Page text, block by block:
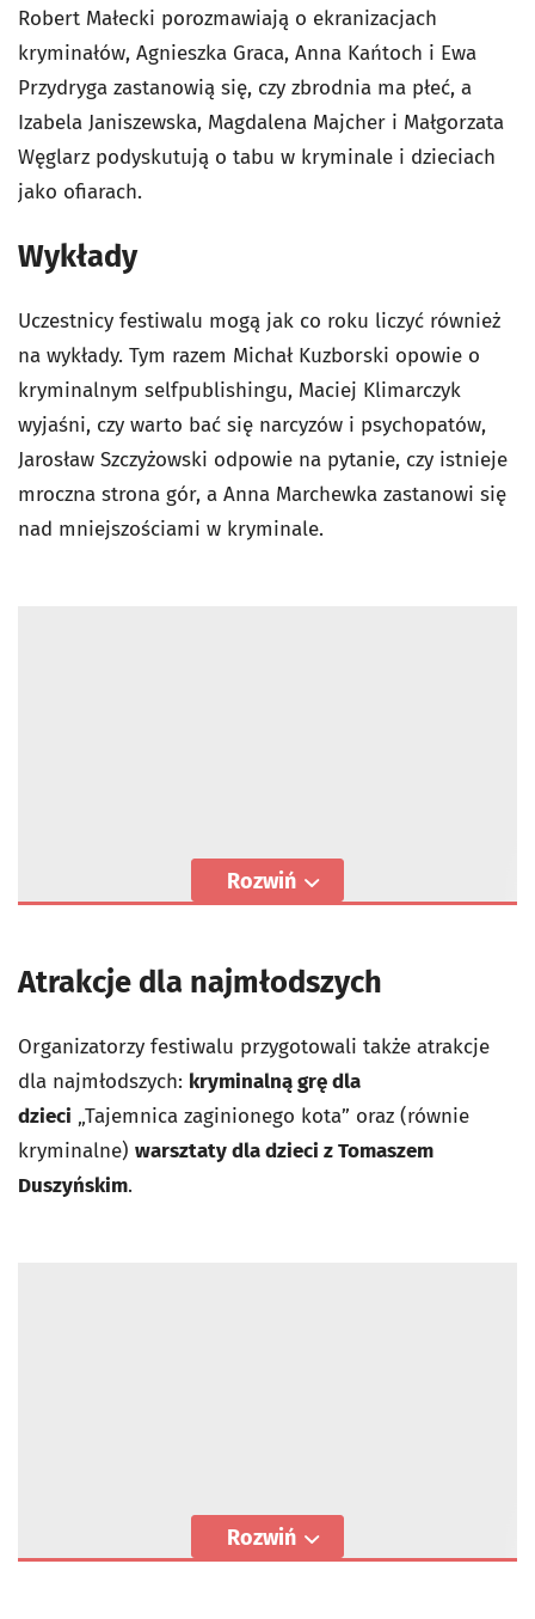
Robert Małecki porozmawiają o ekranizacjach
kryminałów, Agnieszka Graca, Anna Kańtoch i Ewa
Przydryga zastanowią się, czy zbrodnia ma płeć, a
Izabela Janiszewska, Magdalena Majcher i Małgorzata
Węglarz podyskutują o tabu w kryminale i dzieciach
jako ofiarach.
Wykłady
Uczestnicy festiwalu mogą jak co roku liczyć również
na wykłady. Tym razem Michał Kuzborski opowie o
kryminalnym selfpublishingu, Maciej Klimarczyk
wyjaśni, czy warto bać się narcyzów i psychopatów,
Jarosław Szczyżowski odpowie na pytanie, czy istnieje
mroczna strona gór, a Anna Marchewka zastanowi się
nad mniejszościami w kryminale.
Rozwiń
Atrakcje dla najmłodszych
Organizatorzy festiwalu przygotowali także atrakcje
dla najmłodszych: kryminalną grę dla
dzieci „Tajemnica zaginionego kota” oraz (równie
kryminalne) warsztaty dla dzieci z Tomaszem
Duszyńskim.
Rozwiń